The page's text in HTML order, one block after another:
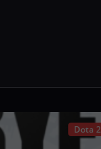
Dota 2